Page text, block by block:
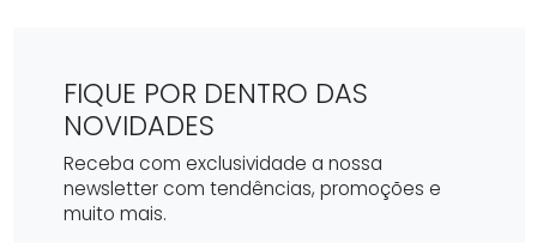
FIQUE POR DENTRO DAS
NOVIDADES
Receba com exclusividade a nossa
newsletter com tendências, promoções e
muito mais.